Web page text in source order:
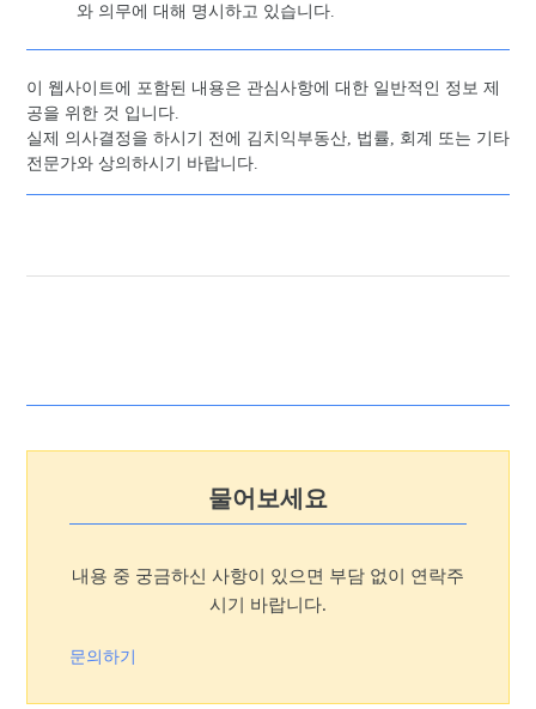
와 의무에 대해 명시하고 있습니다.
이 웹사이트에 포함된 내용은 관심사항에 대한 일반적인 정보 제
공을 위한 것 입니다.
실제 의사결정을 하시기 전에 김치익부동산, 법률, 회계 또는 기타
전문가와 상의하시기 바랍니다.
물어보세요
내용 중 궁금하신 사항이 있으면 부담 없이 연락주
시기 바랍니다.
문의하기